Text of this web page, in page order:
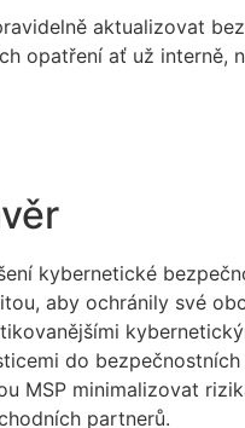
aktualizovat
opatření ať už interně,
kybernetické
aby ochránily své
do
MSP minimalizovat
partnerů.